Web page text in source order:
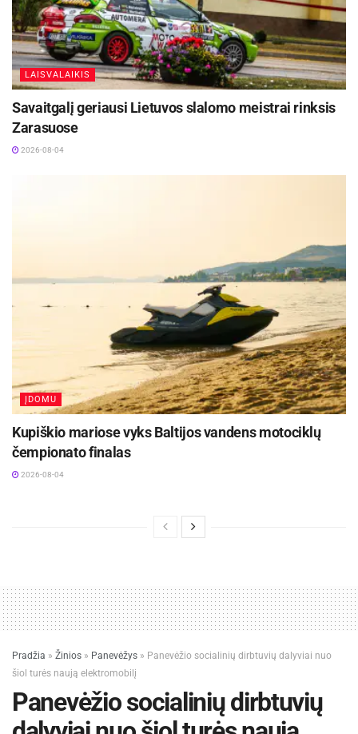
LAISVALAIKIS
Savaitgalį geriausi Lietuvos slalomo meistrai rinksis
Zarasuose
2026-08-04
ĮDOMU
Kupiškio mariose vyks Baltijos vandens motociklų
čempionato finalas
2026-08-04
Pradžia » Žinios » Panevėžys » Panevėžio socialinių dirbtuvių dalyviai nuo
šiol turės naują elektromobilį
Panevėžio socialinių dirbtuvių